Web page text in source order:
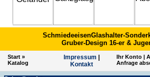
SchmiedeeisenGlashalter-
Gruber-Design 16-er &
Start »
Katalog
Impres­sum
Kontakt
Ihr Konto |
Anfrage